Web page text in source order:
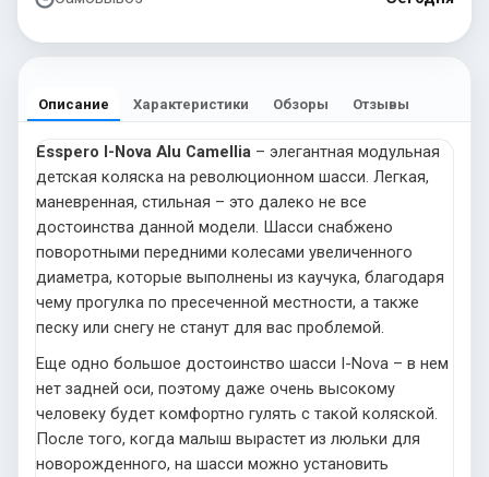
Описание Характеристики Обзоры Отзывы
Esspero I-Nova Alu Camellia – элегантная модульная
детская коляска на революционном шасси. Легкая,
маневренная, стильная – это далеко не все
достоинства данной модели. Шасси снабжено
поворотными передними колесами увеличенного
диаметра, которые выполнены из каучука, благодаря
чему прогулка по пресеченной местности, а также
песку или снегу не станут для вас проблемой.
Еще одно большое достоинство шасси I-Nova – в нем
нет задней оси, поэтому даже очень высокому
человеку будет комфортно гулять с такой коляской.
После того, когда малыш вырастет из люльки для
новорожденного, на шасси можно установить